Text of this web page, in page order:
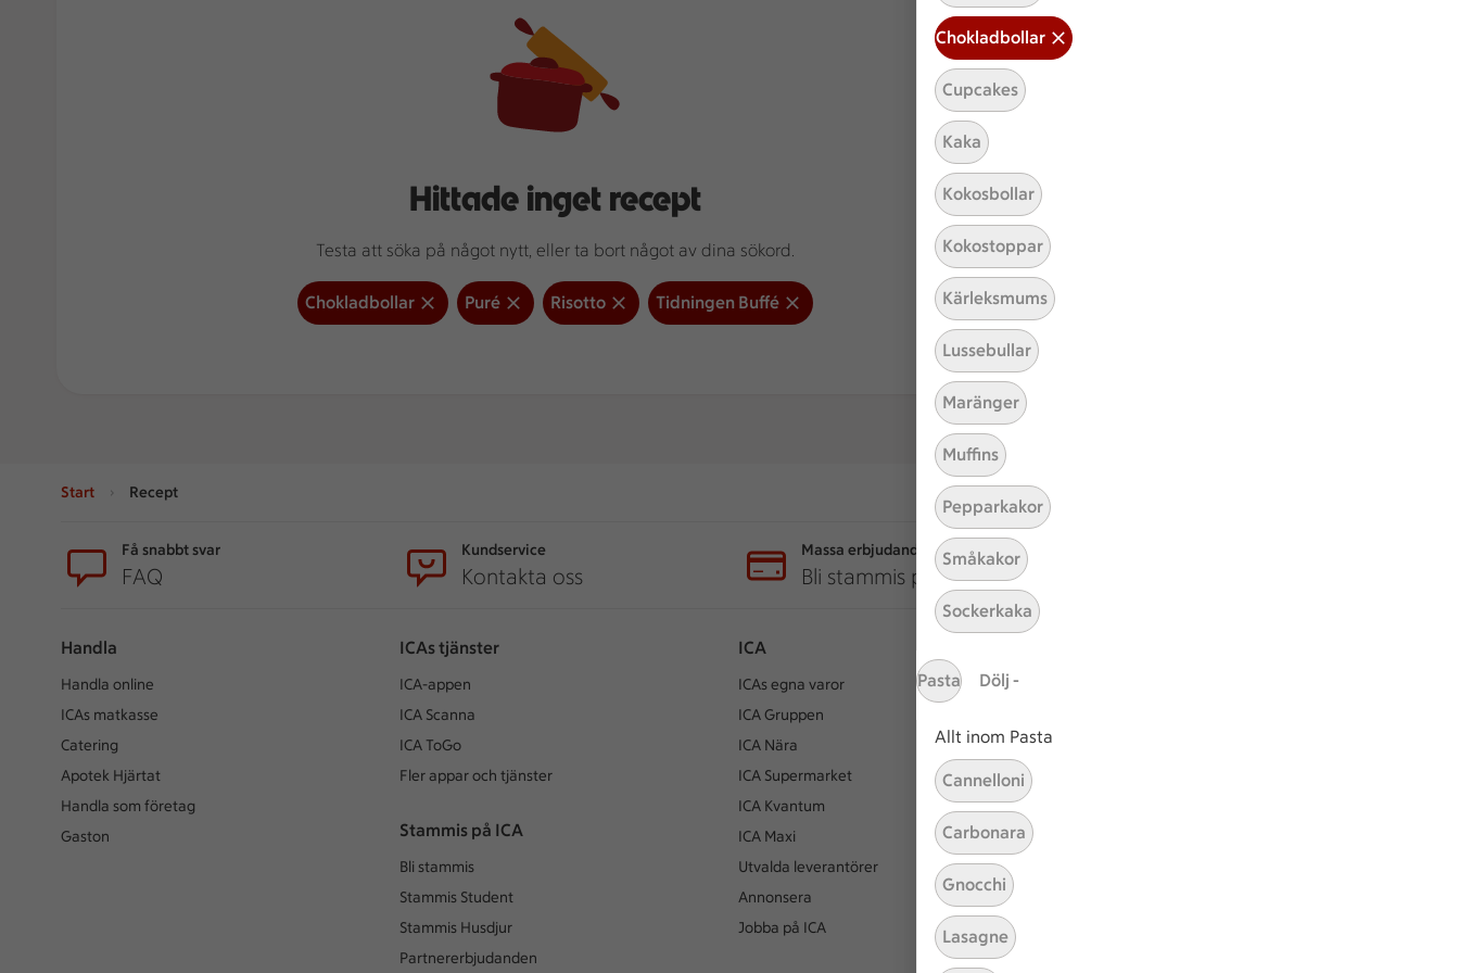
Chokladbollar
Cupcakes
Kaka
Kokosbollar
Kokostoppar
Kärleksmums
Lussebullar
Maränger
Muffins
Pepparkakor
Småkakor
Sockerkaka
Pasta Dölj -
Allt inom Pasta
Cannelloni
Carbonara
Gnocchi
Lasagne
Hittade inget recept
Testa att söka på något nytt, eller ta bort något av dina sökord.
Chokladbollar Puré Risotto Tidningen Buffé
Start Recept
Få snabbt svar
FAQ
Kundservice
Kontakta oss
Massa erbjudanden
Bli stammis på ICA
Handla
Handla online
ICAs matkasse
Catering
Apotek Hjärtat
Handla som företag
Gaston
ICAs tjänster
ICA-appen
ICA Scanna
ICA ToGo
Fler appar och tjänster
Stammis på ICA
Bli stammis
Stammis Student
Stammis Husdjur
Partnererbjudanden
ICA
ICAs egna varor
ICA Gruppen
ICA Nära
ICA Supermarket
ICA Kvantum
ICA Maxi
Utvalda leverantörer
Annonsera
Jobba på ICA